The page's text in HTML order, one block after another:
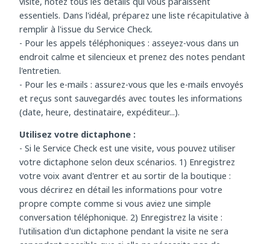
matériel à portée de vue du personnel évalué. Après la
visite, notez tous les détails qui vous paraissent
essentiels. Dans l'idéal, préparez une liste récapitulative à
remplir à l'issue du Service Check.
- Pour les appels téléphoniques : asseyez-vous dans un
endroit calme et silencieux et prenez des notes pendant
l'entretien.
- Pour les e-mails : assurez-vous que les e-mails envoyés
et reçus sont sauvegardés avec toutes les informations
(date, heure, destinataire, expéditeur...).
Utilisez votre dictaphone :
- Si le Service Check est une visite, vous pouvez utiliser
votre dictaphone selon deux scénarios. 1) Enregistrez
votre voix avant d'entrer et au sortir de la boutique :
vous décrirez en détail les informations pour votre
propre compte comme si vous aviez une simple
conversation téléphonique. 2) Enregistrez la visite :